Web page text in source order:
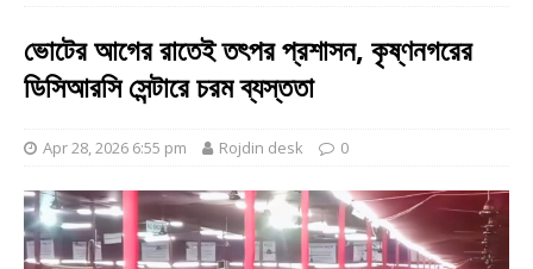
ভোটের আগের রাতেই তৎপর প্রশাসন, কৃষ্ণনগরের
ডিসিআরসি সেন্টারে চরম ব্যস্ততা
Apr 28, 2026 6:55 pm Rojdin desk 0